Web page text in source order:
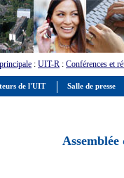
: UIT-R : Conférences et
de l'UIT Salle de presse